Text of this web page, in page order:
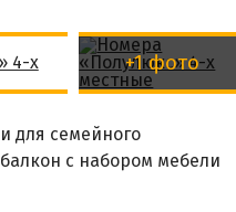
+1 фото
для семейного
с набором мебели